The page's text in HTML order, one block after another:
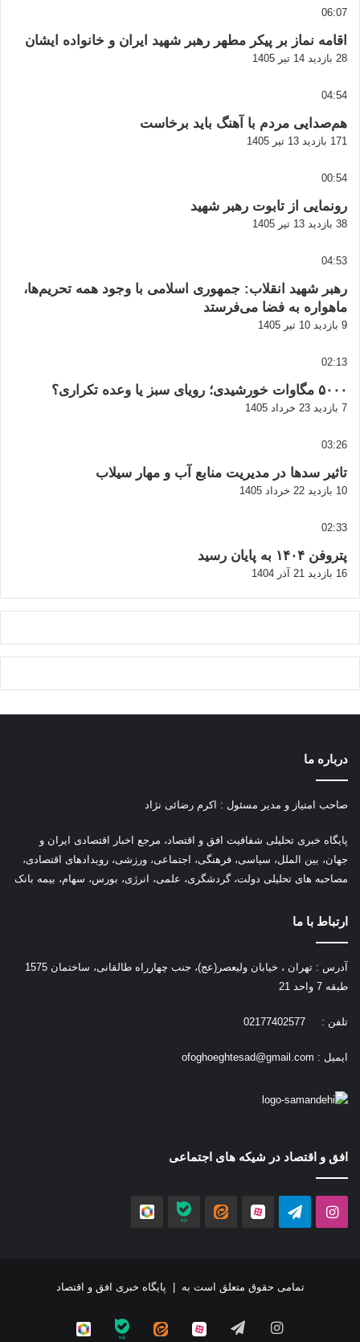
06:07
اقامه نماز بر پیکر مطهر رهبر شهید ایران و خانواده ایشان
28 بازدید 14 تیر 1405
04:54
هم‌صدایی مردم با آهنگ باید برخاست
171 بازدید 13 تیر 1405
00:54
رونمایی از تابوت رهبر شهید
38 بازدید 13 تیر 1405
04:53
رهبر شهید انقلاب: جمهوری اسلامی با وجود همه تحریم‌ها،
ماهواره به فضا می‌فرستد
9 بازدید 10 تیر 1405
02:13
۵۰۰۰ مگاوات خورشیدی؛ رویای سبز یا وعده تکراری؟
7 بازدید 23 خرداد 1405
03:26
تاثیر سدها در مدیریت منابع آب و مهار سیلاب
10 بازدید 22 خرداد 1405
02:33
پتروفن ۱۴۰۴ به پایان رسید
16 بازدید 21 آذر 1404
درباره ما
صاحب امتیاز و مدیر مسئول : اکرم رضائی نژاد
پایگاه خبری تحلیلی شفافیت افق و اقتصاد، مرجع اخبار اقتصادی ایران و
جهان، بین الملل، سیاسی، فرهنگی، اجتماعی، ورزشی، رویدادهای اقتصادی،
مصاحبه های تحلیلی دولت، گردشگری، علمی، انرژی، بورس، سهام، بیمه بانک
ارتباط با ما
آدرس : تهران ، خیابان ولیعصر(عج)، جنب چهارراه طالقانی، ساختمان 1575
طبقه 7 واحد 21
تلفن : 02177402577
ایمیل : ofoghoeghtesad@gmail.com
افق و اقتصاد در شیکه های اجتماعی
اینستاگرامتلگرام آپارات ایتا بله
تمامی حقوق متعلق است به | پایگاه خبری افق و اقتصاد
اینستاگرامتلگرام آپارات ایتا بله